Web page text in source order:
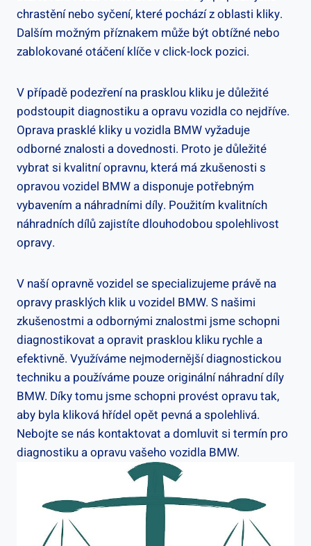
chrastění nebo syčení, ‍které pochází z⁢ oblasti ​kliky.
⁤Dalším možným příznakem může být⁣ obtížné nebo
zablokované otáčení klíče ⁤v ⁢click-lock ⁤pozici.
V případě‌ podezření na ⁤prasklou kliku je důležité
podstoupit diagnostiku ⁣a opravu ​vozidla co nejdříve.
Oprava ⁣prasklé ⁤kliky⁣ u vozidla ⁢BMW vyžaduje
odborné znalosti a dovednosti. Proto ⁣je důležité
vybrat si‍ kvalitní opravnu, která má zkušenosti s
opravou vozidel ‌BMW a⁢ disponuje⁣ potřebným‍
vybavením a náhradními díly. Použitím kvalitních
náhradních dílů zajistíte dlouhodobou spolehlivost
opravy.
V naší opravně vozidel​ se‍ specializujeme právě na
opravy prasklých klik u vozidel BMW. S ⁤našimi
zkušenostmi a⁣ odbornými znalostmi jsme⁤ schopni
diagnostikovat a opravit prasklou kliku ​rychle a
efektivně. Využíváme nejmodernější diagnostickou
techniku a⁤ používáme pouze originální ​náhradní díly‌
BMW. Díky ⁣tomu‌ jsme schopni provést opravu tak,​
aby byla kliková ⁣hřídel opět ​pevná a ‌spolehlivá.
Nebojte se nás kontaktovat a domluvit si termín pro
diagnostiku a opravu vašeho vozidla BMW.